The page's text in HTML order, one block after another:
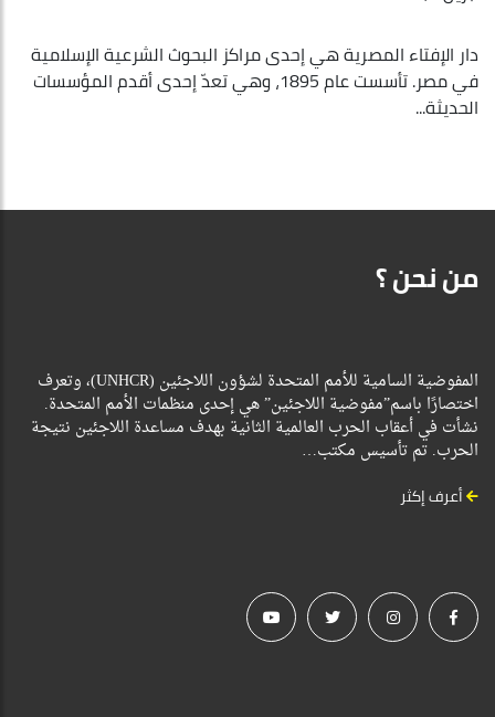
دار الإفتاء المصرية هي إحدى مراكز البحوث الشرعية الإسلامية
في مصر. تأسست عام 1895، وهي تعدّ إحدى أقدم المؤسسات
الحديثة...
من نحن ؟
المفوضية السامية للأمم المتحدة لشؤون اللاجئين (UNHCR)، وتعرف
اختصارًا باسم”مفوضية اللاجئين” هي إحدى منظمات الأمم المتحدة.
نشأت في أعقاب الحرب العالمية الثانية بهدف مساعدة اللاجئين نتيجة
الحرب. تم تأسيس مكتب…
أعرف إكثر